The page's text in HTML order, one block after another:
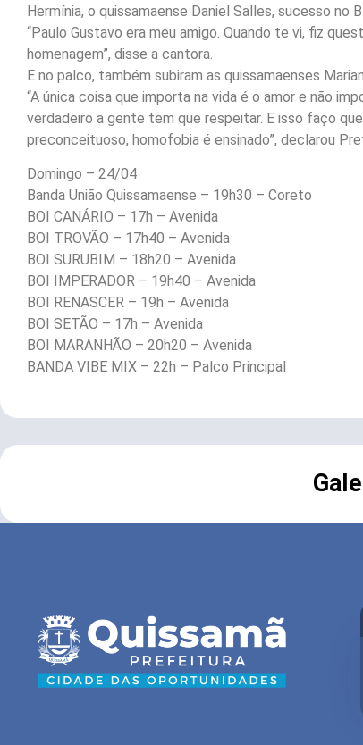
Hermínia, o quissamaense Daniel Salles, sucesso
“Paulo Gustavo era meu amigo. Quando te vi, fiz
homenagem”, disse a cantora.
E no palco, também subiram as quissamaenses
“A única coisa que importa na vida é o amor e não
verdadeiro a gente tem que respeitar. E isso faço
preconceituoso, homofobia é ensinado”, declarou
Domingo – 24/04
Banda União Quissamaense – 19h30 – Coreto
BOI CANÁRIO – 17h – Avenida
BOI TROVÃO – 17h40 – Avenida
BOI SURUBIM – 18h20 – Avenida
BOI IMPERADOR – 19h40 – Avenida
BOI RENASCER – 19h – Avenida
BOI SETÃO – 17h – Avenida
BOI MARANHÃO – 20h20 – Avenida
BANDA VIBE MIX – 22h – Palco Principal